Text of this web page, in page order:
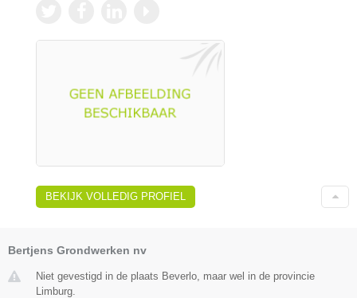
BEKIJK VOLLEDIG PROFIEL
Bertjens Grondwerken nv
Niet gevestigd in de plaats Beverlo, maar wel in de provincie
Limburg.